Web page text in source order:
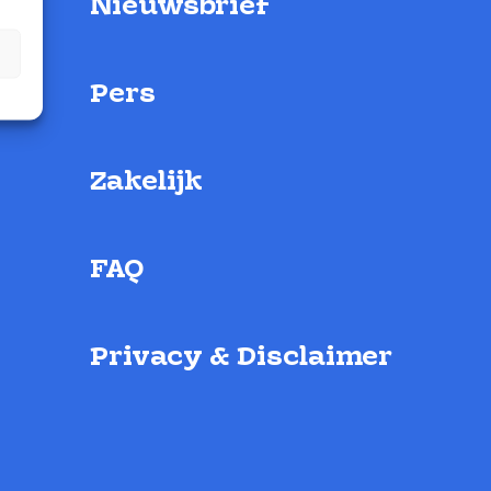
Nieuwsbrief
Pers
Zakelijk
FAQ
Privacy & Disclaimer